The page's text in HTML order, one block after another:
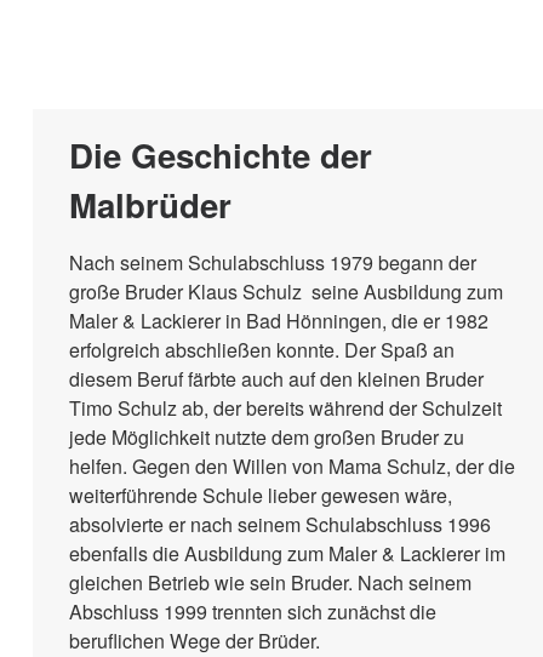
Die Geschichte der
Malbrüder
Nach seinem Schulabschluss 1979 begann der
große Bruder Klaus Schulz seine Ausbildung zum
Maler & Lackierer in Bad Hönningen, die er 1982
erfolgreich abschließen konnte. Der Spaß an
diesem Beruf färbte auch auf den kleinen Bruder
Timo Schulz ab, der bereits während der Schulzeit
jede Möglichkeit nutzte dem großen Bruder zu
helfen. Gegen den Willen von Mama Schulz, der die
weiterführende Schule lieber gewesen wäre,
absolvierte er nach seinem Schulabschluss 1996
ebenfalls die Ausbildung zum Maler & Lackierer im
gleichen Betrieb wie sein Bruder. Nach seinem
Abschluss 1999 trennten sich zunächst die
beruflichen Wege der Brüder.